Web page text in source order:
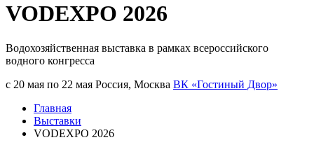
VODEXPO 2026
Водохозяйственная выставка в рамках всероссийского
водного конгресса
с 20 мая по 22 мая Россия, Москва ВК «Гостиный Двор»
Главная
Выставки
VODEXPO 2026